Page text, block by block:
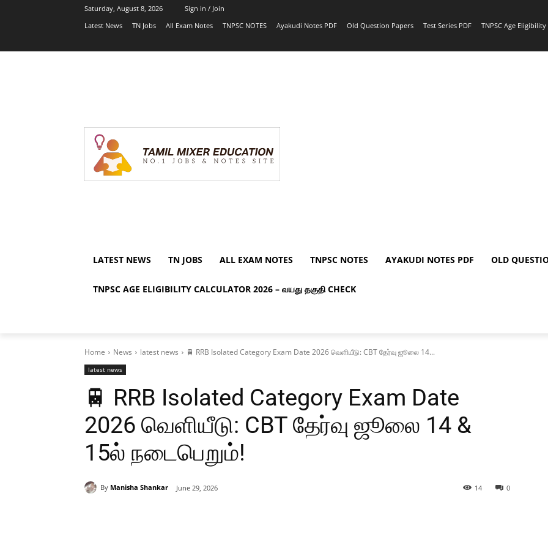
Saturday, August 8, 2026
Sign in / Join
Latest News
TN Jobs All Exam Notes TNPSC NOTES Ayakudi Notes PDF Old Question Papers Test Series PDF TNPSC Age
LATEST NEWS TN JOBS ALL EXAM NOTES TNPSC NOTES AYAKUDI NOTES PDF OLD
TNPSC AGE ELIGIBILITY CALCULATOR 2026 – வயது தகுதி CHECK
Home News latest news 🚆 RRB Isolated Category Exam Date 2026 வெளியீடு: CBT தேர்வு ஜூலை 14...
latest news
🚆 RRB Isolated Category Exam Date
2026 வெளியீடு: CBT தேர்வு ஜூலை 14 &
15ல் நடைபெறும்!
By Manisha Shankar June 29, 2026 0
14